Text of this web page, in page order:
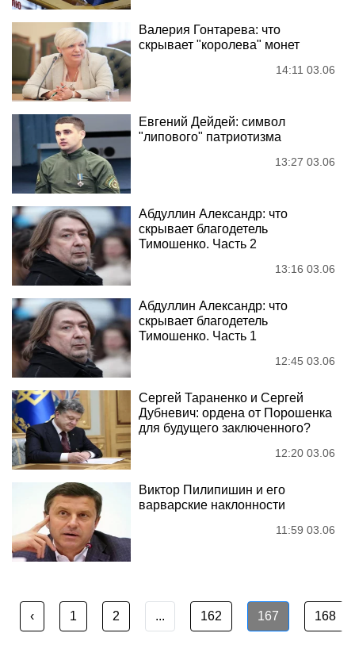
Валерия Гонтарева: что
скрывает "королева" монет
14:11 03.06
Евгений Дейдей: символ
"липового" патриотизма
13:27 03.06
Абдуллин Александр: что
скрывает благодетель
Тимошенко. Часть 2
13:16 03.06
Абдуллин Александр: что
скрывает благодетель
Тимошенко. Часть 1
12:45 03.06
Сергей Тараненко и Сергей
Дубневич: ордена от Порошенка
для будущего заключенного?
12:20 03.06
Виктор Пилипишин и его
варварские наклонности
11:59 03.06
‹ 1 2 ... 162 167 168